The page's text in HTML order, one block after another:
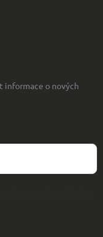
informace o nových